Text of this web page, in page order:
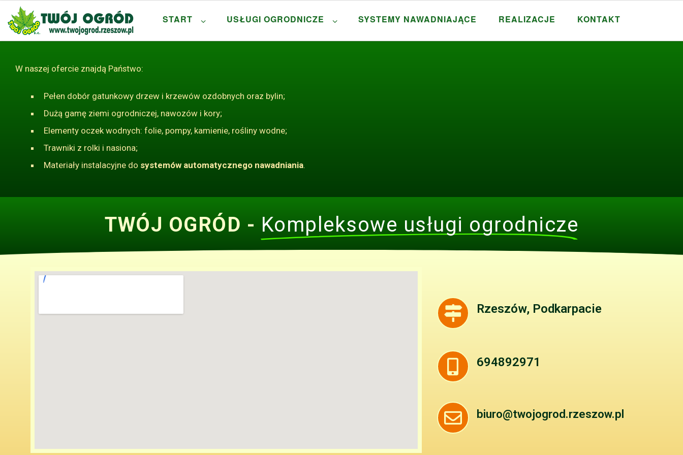
Skip to content START USŁUGI OGRODNICZE SYSTEMY NAWADNIAJĄCE REALIZACJE KONTAKT
W naszej ofercie znajdą Państwo:
Pełen dobór gatunkowy drzew i krzewów ozdobnych oraz bylin;
Dużą gamę ziemi ogrodniczej, nawozów i kory;
Elementy oczek wodnych: folie, pompy, kamienie, rośliny wodne;
Trawniki z rolki i nasiona;
Materiały instalacyjne do systemów automatycznego nawadniania.
TWÓJ OGRÓD - Kompleksowe usługi ogrodnicze
Rzeszów, Podkarpacie
694892971
biuro@twojogrod.rzeszow.pl